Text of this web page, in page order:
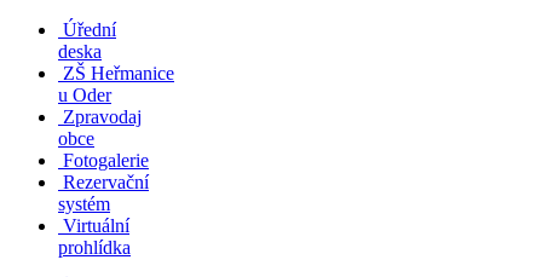
Úřední
deska
ZŠ Heřmanice
u Oder
Zpravodaj
obce
Fotogalerie
Rezervační
systém
Virtuální
prohlídka